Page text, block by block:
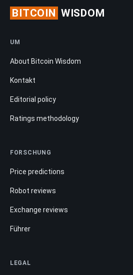
BITCOIN WISDOM
UM
About Bitcoin Wisdom
Kontakt
Editorial policy
Ratings methodology
FORSCHUNG
Price predictions
Robot reviews
Exchange reviews
Führer
LEGAL